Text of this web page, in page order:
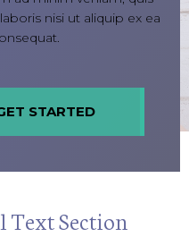
nisi ut aliquip ex ea
STARTED
Text Section